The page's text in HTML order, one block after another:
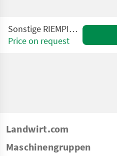
Sonstige RIEMPITORE BINS RBC
Price on request
Landwirt.com
Maschinengruppen